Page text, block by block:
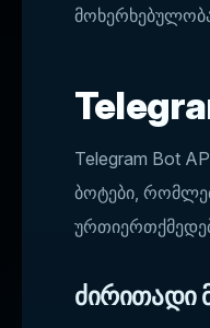
Telegram Bot
ბოტები,
ძირითადი